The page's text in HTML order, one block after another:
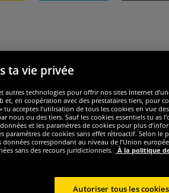
ta vie privée
autres technologies pour offrir nos sites Internet
et, en coopération avec des prestataires tiers, pour
tu acceptes l’utilisation de tous les cookies en vue
nous ou des tiers. Sauf les cookies essentiels tu as
et les paramètres de cookies pour plus
paramètres de cookies sans effet rétroactif. Selon
correspondant au niveau de l’Union
sans des recours juridictionnels. À la politique
Autoriser tous les cookies